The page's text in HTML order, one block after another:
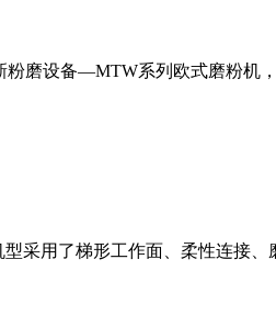
磨设备—MTW系列欧式磨粉机
采用了梯形工作面、柔性连接